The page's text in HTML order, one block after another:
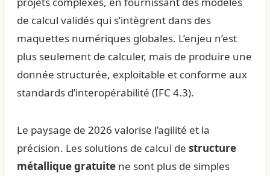
de calcul validés qui s’intègrent dans des
maquettes numériques globales. L’enjeu n’est
plus seulement de calculer, mais de produire une
donnée structurée, exploitable et conforme aux
standards d’interopérabilité (IFC 4.3).
Le paysage de 2026 valorise l’agilité et la
précision. Les solutions de calcul de structure
métallique gratuite ne sont plus de simples